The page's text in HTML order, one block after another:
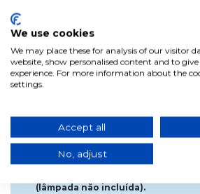
você personalize a direção e o alcance da
botão liga/desliga no cabo de
Em resumo, este moderno candeeiro de
acabamento em níquel acetinado é uma
escolha para iluminar uma sala, mesa
que exija iluminação suave e direcional.
durabilidade.
(lâmpada não incluída).
We use cookies
We may place these for analysis of our visitor
website, show personalised content and to
experience. For more information about the
settings.
Accept all
No, adjust